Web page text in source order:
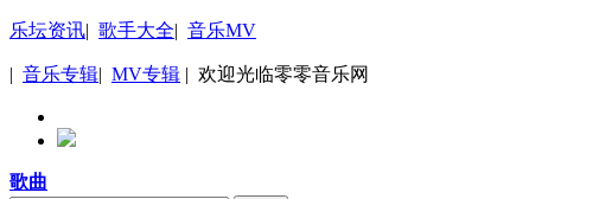
乐坛资讯| 歌手大全| 音乐MV
| 音乐专辑| MV专辑 | 欢迎光临零零音乐网
歌曲